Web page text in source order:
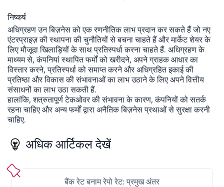
निष्कर्ष
अधिग्रहण उन बिज़नेस को एक रणनीतिक लाभ प्रदान कर सकते हैं जो नए
एंटरप्राइज़ की स्थापना की चुनौतियों से बचना चाहते हैं और मार्केट शेयर के
लिए मौजूदा खिलाड़ियों के साथ प्रतिस्पर्धा करना चाहते हैं. अधिग्रहण के
माध्यम से, कंपनियां स्थापित फर्मों को खरीदने, अपने ग्राहक आधार का
विस्तार करने, प्रतिस्पर्धा को समाप्त करने और अधिग्रहित इकाई की
प्रतिष्ठा और विकास की संभावनाओं का लाभ उठाने के लिए अपने वित्तीय
संसाधनों का लाभ उठा सकती हैं.
हालांकि, शत्रुतापूर्ण टेकओवर की संभावना के कारण, कंपनियों को सतर्क
रहना चाहिए और अन्य फर्मों द्वारा अनैतिक बिज़नेस प्रथाओं से सुरक्षा करनी
चाहिए.
अधिक आर्टिकल देखें
बैंक रेट बनाम रेपो रेट: प्रमुख अंतर